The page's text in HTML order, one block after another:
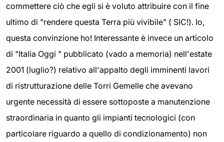
commettere ciò che egli si è voluto attribuire con il fine
ultimo di "rendere questa Terra più vivibile" ( SIC!). Io,
questa convinzione ho! Interessante è invece un articolo
di "Italia Oggi " pubblicato (vado a memoria) nell'estate
2001 (luglio?) relativo all'appalto degli imminenti lavori
di ristrutturazione delle Torri Gemelle che avevano
urgente necessità di essere sottoposte a manutenzione
straordinaria in quanto gli impianti tecnologici (con
particolare riguardo a quello di condizionamento) non